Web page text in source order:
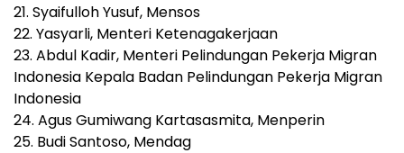
21. Syaifulloh Yusuf, Mensos
22. Yasyarli, Menteri Ketenagakerjaan
23. Abdul Kadir, Menteri Pelindungan Pekerja Migran
Indonesia Kepala Badan Pelindungan Pekerja Migran
Indonesia
24. Agus Gumiwang Kartasasmita, Menperin
25. Budi Santoso, Mendag